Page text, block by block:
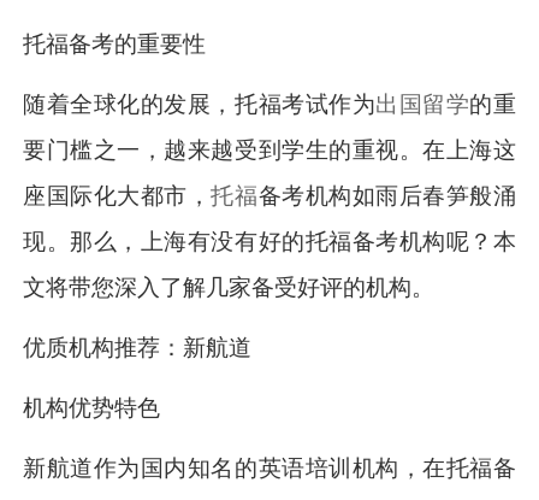
托福备考的重要性
随着全球化的发展，托福考试作为出国留学的重
要门槛之一，越来越受到学生的重视。在上海这
座国际化大都市，托福备考机构如雨后春笋般涌
现。那么，上海有没有好的托福备考机构呢？本
文将带您深入了解几家备受好评的机构。
优质机构推荐：新航道
机构优势特色
新航道作为国内知名的英语培训机构，在托福备